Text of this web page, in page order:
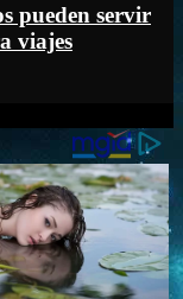
pueden servir
viajes